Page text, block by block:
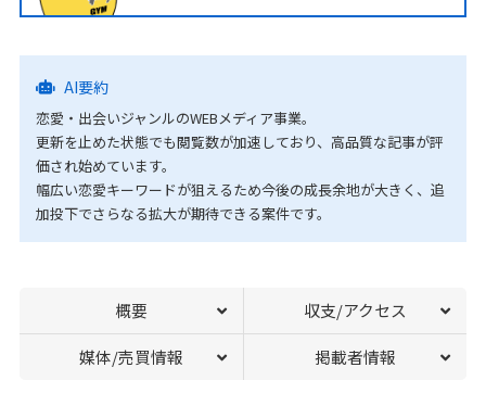
AI要約
恋愛・出会いジャンルのWEBメディア事業。
更新を止めた状態でも閲覧数が加速しており、高品質な記事が評
価され始めています。
幅広い恋愛キーワードが狙えるため今後の成長余地が大きく、追
加投下でさらなる拡大が期待できる案件です。
概要 収支/アクセス
媒体/売買情報 掲載者情報